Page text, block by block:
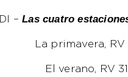
–Las cuatro
La primavera,
El verano, RV